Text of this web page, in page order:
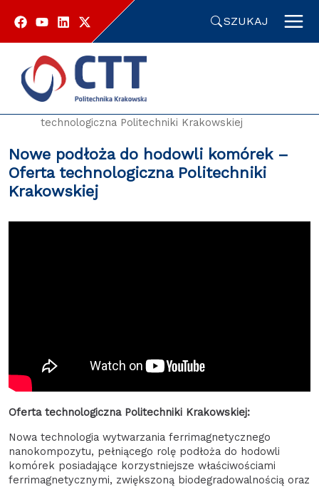
SZUKAJ
Strona główna
Oferty technologiczne
technologiczna Politechniki Krakowskiej
Nowe podłoża do hodowli komórek –
Oferta technologiczna Politechniki
Krakowskiej
Oferta technologiczna Politechniki Krakowskiej:
Nowa technologia wytwarzania ferrimagnetycznego
nanokompozytu, pełniącego rolę podłoża do hodowli
komórek posiadające korzystniejsze właściwościami
ferrimagnetycznymi, zwiększoną biodegradowalnością oraz